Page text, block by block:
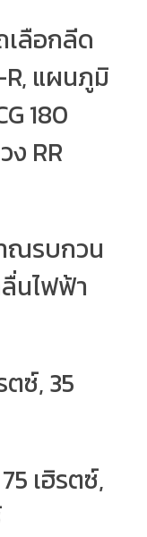
เลือกลีด
แผนภูมิ
180
RR
ณรบกวน
นไฟฟ้า
ตซ์, 35
เฮิรตซ์,